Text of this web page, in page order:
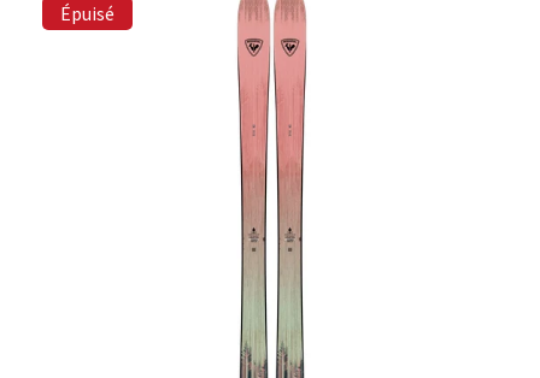
Épuisé